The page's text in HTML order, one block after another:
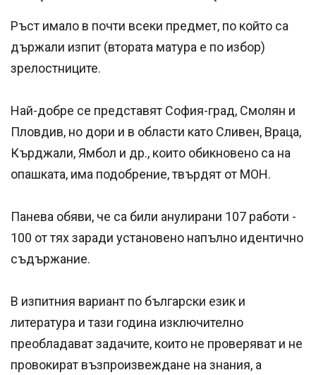
Ръст имало в почти всеки предмет, по който са
държали изпит (втората матура е по избор)
зрелостниците.
Най-добре се представят София-град, Смолян и
Пловдив, но дори и в области като Сливен, Враца,
Кърджали, Ямбол и др., които обикновено са на
опашката, има подобрение, твърдят от МОН.
Панева обяви, че са били анулирани 107 работи -
100 от тях заради установено напълно идентично
съдържание.
В изпитния вариант по български език и
литература и тази година изключително
преобладават задачите, които не проверяват и не
провокират възпроизвеждане на знания, а